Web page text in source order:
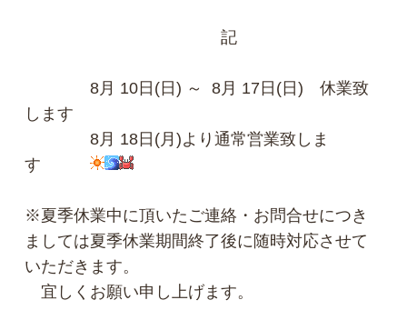
記
8月 10日(日) ～ 8月 17日(日) 休業致
します
8月 18日(月)より通常営業致しま
す
※夏季休業中に頂いたご連絡・お問合せにつき
ましては夏季休業期間終了後に随時対応させて
いただきます。
宜しくお願い申し上げます。